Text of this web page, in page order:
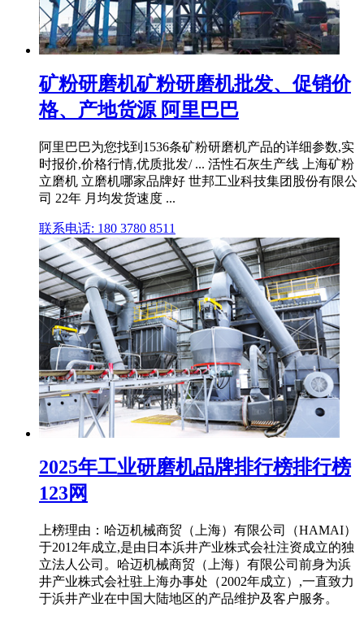
矿粉研磨机矿粉研磨机批发、促销价
格、产地货源 阿里巴巴
阿里巴巴为您找到1536条矿粉研磨机产品的详细参数,实
时报价,价格行情,优质批发/ ... 活性石灰生产线 上海矿粉
立磨机 立磨机哪家品牌好 世邦工业科技集团股份有限公
司 22年 月均发货速度 ...
联系电话: 180 3780 8511
2025年工业研磨机品牌排行榜排行榜
123网
上榜理由：哈迈机械商贸（上海）有限公司（HAMAI）
于2012年成立,是由日本浜井产业株式会社注资成立的独
立法人公司。哈迈机械商贸（上海）有限公司前身为浜
井产业株式会社驻上海办事处（2002年成立）,一直致力
于浜井产业在中国大陆地区的产品维护及客户服务。